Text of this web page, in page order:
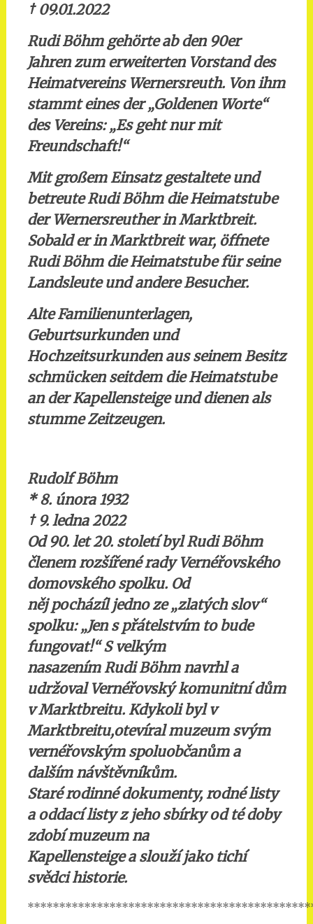
† 09.01.2022
Rudi Böhm gehörte ab den 90er
Jahren zum erweiterten Vorstand des
Heimatvereins Wernersreuth. Von ihm
stammt eines der „Goldenen Worte“
des Vereins: „Es geht nur mit
Freundschaft!“
Mit großem Einsatz gestaltete und
betreute Rudi Böhm die Heimatstube
der Wernersreuther in Marktbreit.
Sobald er in Marktbreit war, öffnete
Rudi Böhm die Heimatstube für seine
Landsleute und andere Besucher.
Alte Familienunterlagen,
Geburtsurkunden und
Hochzeitsurkunden aus seinem Besitz
schmücken seitdem die Heimatstube
an der Kapellensteige und dienen als
stumme Zeitzeugen.
Rudolf Böhm
* 8. února 1932
† 9. ledna 2022
Od 90. let 20. století byl Rudi Böhm
členem rozšířené rady Vernéřovského
domovského spolku. Od
něj pocházíl jedno ze „zlatých slov“
spolku: „Jen s přátelstvím to bude
fungovat!“ S velkým
nasazením Rudi Böhm navrhl a
udržoval Vernéřovský komunitní dům
v Marktbreitu. Kdykoli byl v
Marktbreitu,otevíral muzeum svým
vernéřovským spoluobčanům a
dalším návštěvníkům.
Staré rodinné dokumenty, rodné listy
a oddací listy z jeho sbírky od té doby
zdobí muzeum na
Kapellensteige a slouží jako tichí
svědci historie.